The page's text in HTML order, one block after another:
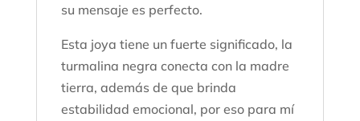
su mensaje es perfecto.
Esta joya tiene un fuerte significado, la
turmalina negra conecta con la madre
tierra, además de que brinda
estabilidad emocional, por eso para mí